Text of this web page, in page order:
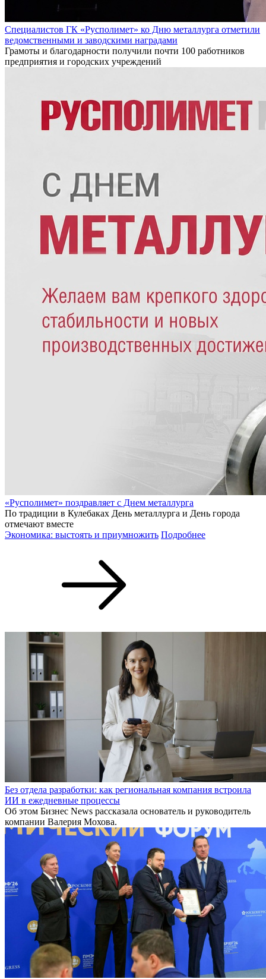
Специалистов ГК «Русполимет» ко Дню металлурга отметили
ведомственными и заводскими наградами
Грамоты и благодарности получили почти 100 работников
предприятия и городских учреждений
«Русполимет» поздравляет с Днем металлурга
По традиции в Кулебаках День металлурга и День города
отмечают вместе
Экономика: выстоять и приумножить Подробнее
Без отдела разработки: как региональная компания встроила
ИИ в ежедневные процессы
Об этом Бизнес News рассказала основатель и руководитель
компании Валерия Мохова.